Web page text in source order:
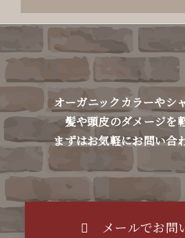
オーガニックカラーやシ
髪や頭皮のダメージを
まずはお気軽にお問い合
メールでお問